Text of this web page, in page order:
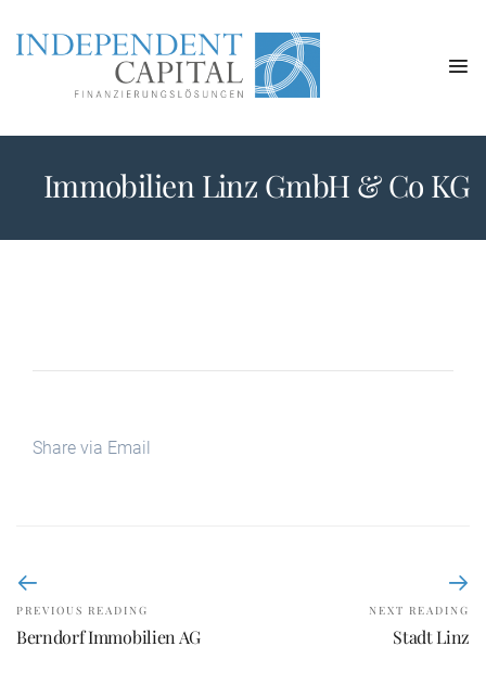
Immobilien Linz GmbH & Co KG
Share via Email
PREVIOUS READING
Berndorf Immobilien AG
NEXT READING
Stadt Linz